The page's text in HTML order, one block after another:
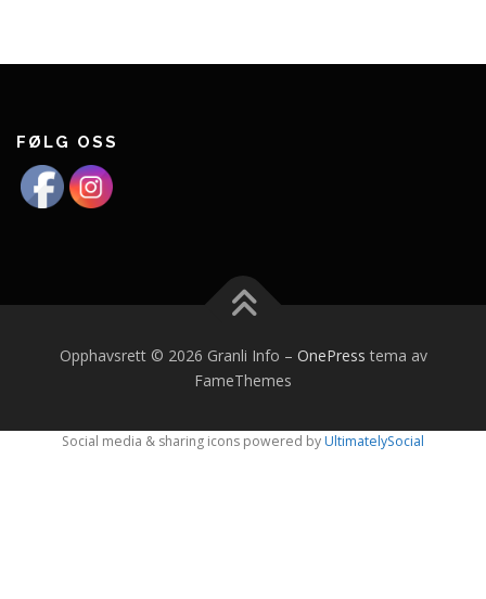
FØLG OSS
Opphavsrett © 2026 Granli Info – OnePress tema av
FameThemes
Social media & sharing icons powered byUltimatelySocial